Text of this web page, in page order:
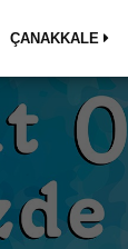
ÇANAKKALE